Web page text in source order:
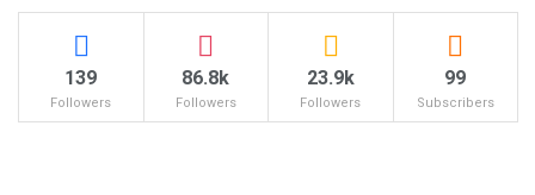
139
Followers
86.8k
Followers
23.9k
Followers
99
Subscribers